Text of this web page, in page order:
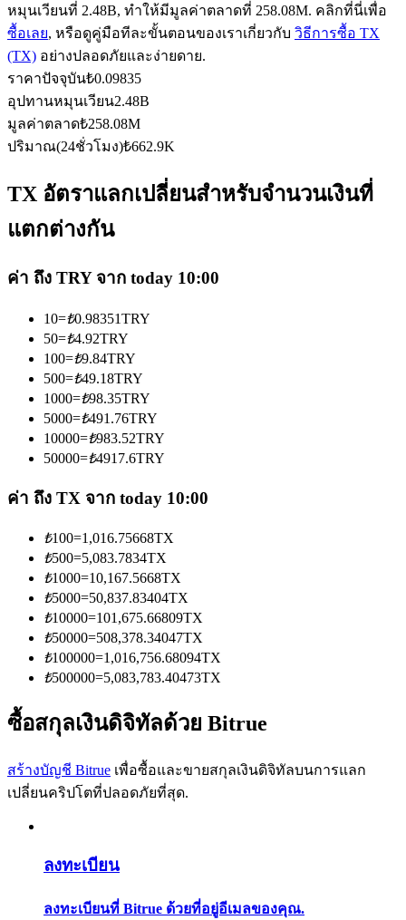
คัดลอกการซื้อขาย
เข้าร่วมกับเทรดเดอร์ชั้นนำ
เพลิดเพลินกับการแบ่งปันผลกำไรและค่าคอมมิชชั่นการคัด
ลอกการซื้อขาย
ข้อมูล
การวิเคราะห์ข้อมูลขนาดใหญ่ รวมถึงข้อมูลการค้า ฯลฯ
แนะนำ
หมุนเวียนที่ 2.48B, ทำให้มีมูลค่าตลาดที่ 258.08M. คลิกที่นี่เพื่อ
ซื้อเลย, หรือดูคู่มือทีละขั้นตอนของเราเกี่ยวกับ วิธีการซื้อ TX
(TX) อย่างปลอดภัยและง่ายดาย.
ราคาปัจจุบัน₺0.09835
อุปทานหมุนเวียน2.48B
มูลค่าตลาด₺258.08M
ปริมาณ(24ชั่วโมง)₺662.9K
TX อัตราแลกเปลี่ยนสำหรับจำนวนเงินที่
แตกต่างกัน
ค่า ถึง TRY จาก today 10:00
10=₺0.98351TRY
50=₺4.92TRY
100=₺9.84TRY
500=₺49.18TRY
1000=₺98.35TRY
5000=₺491.76TRY
10000=₺983.52TRY
50000=₺4917.6TRY
ค่า ถึง TX จาก today 10:00
₺100=1,016.75668TX
₺500=5,083.7834TX
₺1000=10,167.5668TX
₺5000=50,837.83404TX
₺10000=101,675.66809TX
₺50000=508,378.34047TX
₺100000=1,016,756.68094TX
₺500000=5,083,783.40473TX
ซื้อสกุลเงินดิจิทัลด้วย Bitrue
สร้างบัญชี Bitrue เพื่อซื้อและขายสกุลเงินดิจิทัลบนการแลก
เปลี่ยนคริปโตที่ปลอดภัยที่สุด.
ลงทะเบียน
ลงทะเบียนที่ Bitrue ด้วยที่อยู่อีเมลของคุณ.